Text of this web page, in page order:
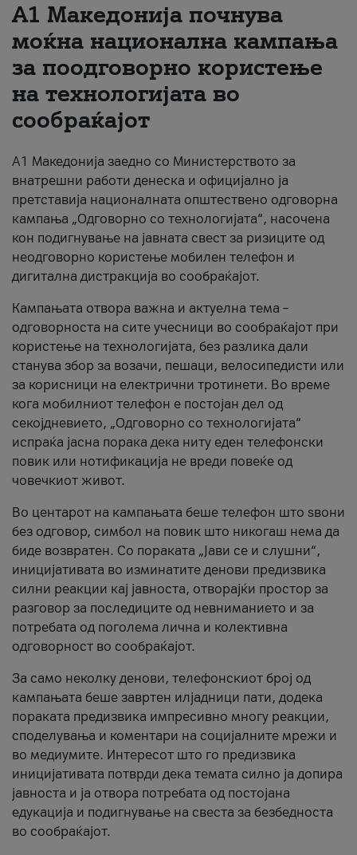
#ПодобарОнлајн
A1 Македонија почнува
моќна национална кампања
за поодговорно користење
на технологијата во
сообраќајот
A1 Македонија заедно со Министерството за
внатрешни работи денеска и официјално ја
претставија националната општествено одговорна
кампања „Одговорно со технологијата“, насочена
кон подигнување на јавната свест за ризиците од
неодговорно користење мобилен телефон и
дигитална дистракција во сообраќајот.
Кампањата отвора важна и актуелна тема –
одговорноста на сите учесници во сообраќајот при
користење на технологијата, без разлика дали
станува збор за возачи, пешаци, велосипедисти или
за корисници на електрични тротинети. Во време
кога мобилниот телефон е постојан дел од
секојдневието, „Одговорно со технологијата“
испраќа јасна порака дека ниту еден телефонски
повик или нотификација не вреди повеќе од
човечкиот живот.
Во центарот на кампањата беше телефон што ѕвони
без одговор, симбол на повик што никогаш нема да
биде возвратен. Со пораката „Јави се и слушни“,
иницијативата во изминатите денови предизвика
силни реакции кај јавноста, отворајќи простор за
разговор за последиците од невниманието и за
потребата од поголема лична и колективна
одговорност во сообраќајот.
За само неколку денови, телефонскиот број од
кампањата беше завртен илјадници пати, додека
пораката предизвика импресивно многу реакции,
споделувања и коментари на социјалните мрежи и
во медиумите. Интересот што го предизвика
иницијативата потврди дека темата силно ја допира
јавноста и ја отвора потребата од постојана
едукација и подигнување на свеста за безбедноста
во сообраќајот.